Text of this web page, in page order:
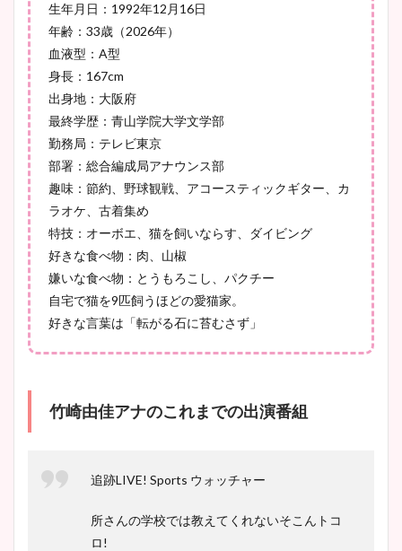
池谷実悠アナのメガネ画像が
かわいい！カップや水着姿も
生年月日：1992年12月16日
年齢：33歳（2026年）
血液型：A型
身長：167cm
出身地：大阪府
最終学歴：青山学院大学文学部
勤務局：テレビ東京
部署：総合編成局アナウンス部
趣味：節約、野球観戦、アコースティックギター、カ
ラオケ、古着集め
特技：オーボエ、猫を飼いならす、ダイビング
好きな食べ物：肉、山椒
嫌いな食べ物：とうもろこし、パクチー
自宅で猫を9匹飼うほどの愛猫家。
好きな言葉は「転がる石に苔むさず」
竹崎由佳アナのこれまでの出演番組
追跡LIVE! Sports ウォッチャー
所さんの学校では教えてくれないそこんトコ
ロ!